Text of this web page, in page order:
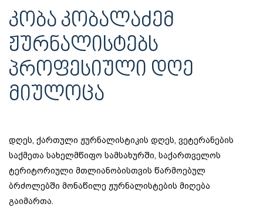
ᲙᲝᲑᲐ ᲙᲝᲑᲐᲚᲐᲫᲔᲛ
ᲟᲣᲠᲜᲐᲚᲘᲡᲢᲔᲑᲡ
ᲞᲠᲝᲤᲔᲡᲘᲣᲚᲘ ᲓᲦᲔ
ᲛᲘᲣᲚᲝᲪᲐ
დღეს, ქართული ჟურნალისტიკის დღეს, ვეტერანების
საქმეთა სახელმწიფო სამსახურში, საქართველოს
ტერიტორიული მთლიანობისთვის წარმოებულ
ბრძოლებში მონაწილე ჟურნალისტების მიღება
გაიმართა.